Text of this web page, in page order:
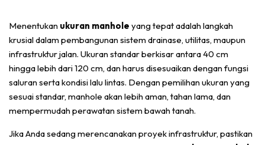
Menentukan ukuran manhole yang tepat adalah langkah
krusial dalam pembangunan sistem drainase, utilitas, maupun
infrastruktur jalan. Ukuran standar berkisar antara 40 cm
hingga lebih dari 120 cm, dan harus disesuaikan dengan fungsi
saluran serta kondisi lalu lintas. Dengan pemilihan ukuran yang
sesuai standar, manhole akan lebih aman, tahan lama, dan
mempermudah perawatan sistem bawah tanah.
Jika Anda sedang merencanakan proyek infrastruktur, pastikan